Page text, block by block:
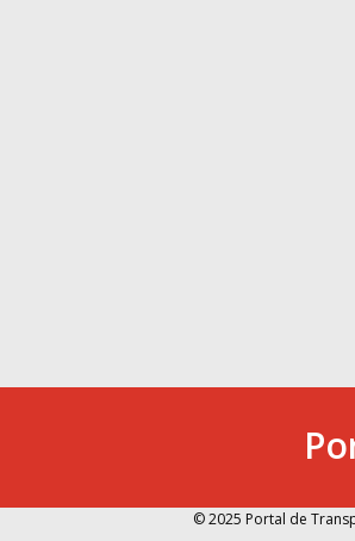
© 2025 Portal de